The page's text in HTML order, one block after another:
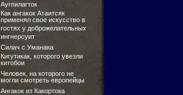
Аугпилагток
Как ангакок Атаитсяк
применял свое искусство в
гостях у доброжелательных
ингнерсуит
Силач с Уманака
Кигутикак, которого увезли
китобои
Человек, на которого не
могли смотреть европейцы
Ангакок из Какортока